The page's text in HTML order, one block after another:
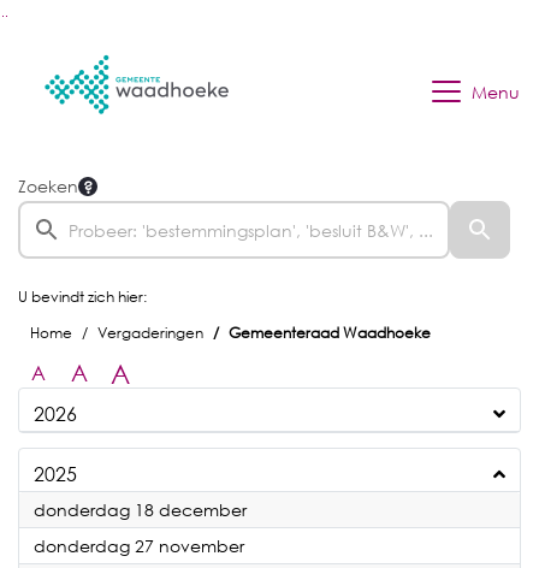
Menu
Zoeken
U bevindt zich hier:
Home
Vergaderingen Gemeenteraad Waadhoeke
A A A
2026
2025
donderdag 18 december2025
donderdag 27 november2025